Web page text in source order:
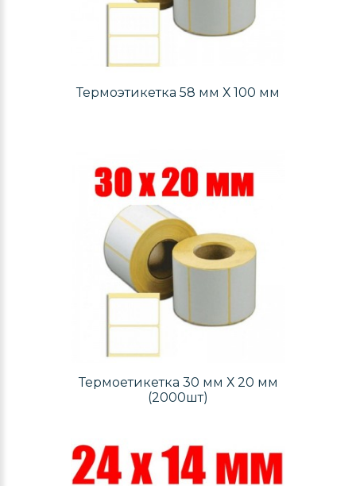
Термоэтикетка 58 мм Х 100 мм
Термоетикетка 30 мм Х 20 мм
(2000шт)